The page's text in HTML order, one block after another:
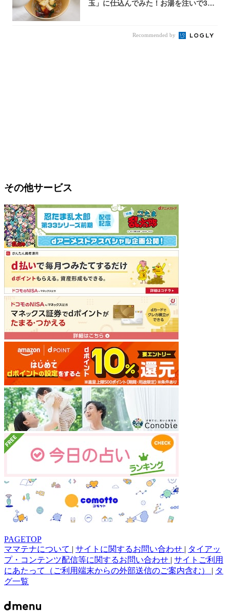
玉」に仕込んでみた！お湯を注いで30
Recommended by
その他サービス
PAGETOP
ママテナについて | サイトに関するお問い合わせ | タイアッ
プ・コンテンツ配信等に関するお問い合わせ | サイトご利用
にあたって（ご利用端末からの外部送信のご案内含む） | タ
グ一覧